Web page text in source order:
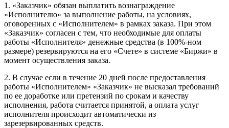
1. «Заказчик» обязан выплатить вознаграждение
«Исполнителю» за выполнение работы, на условиях,
оговоренных с «Исполнителем» в рамках заказа. При этом
«Заказчик» согласен с тем, что необходимые для оплаты
работы «Исполнителя» денежные средства (в 100%-ном
размере) резервируются на его «Счете» в системе «Биржи» в
момент осуществления заказа.
2. В случае если в течение 20 дней после предоставления
работы «Исполнителем» «Заказчик» не высказал требований
по ее доработке или претензий по срокам и качеству
исполнения, работа считается принятой, а оплата услуг
исполнителя происходит автоматически из
зарезервированных средств.